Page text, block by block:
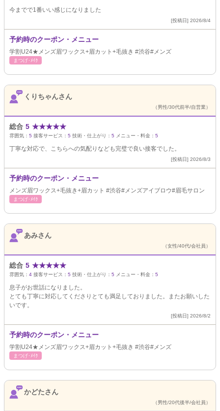
今までで1番いい感じになりました
[投稿日] 2026/8/4
予約時のクーポン・メニュー
学割U24★メンズ眉ワックス+眉カット+毛抜き #渋谷#メンズ
まつげ･ﾒｲｸ
くりちゃんさん
（男性/30代前半/自営業）
総合 5 ★★★★★
雰囲気： 5 接客サービス： 5 技術・仕上がり： 5 メニュー・料金： 5
丁寧な対応で、こちらへの気配りなども完璧で良い接客でした。
[投稿日] 2026/8/3
予約時のクーポン・メニュー
メンズ眉ワックス+毛抜き+眉カット #渋谷#メンズアイブロウ#眉毛サロン
まつげ･ﾒｲｸ
あみさん
（女性/40代/会社員）
総合 5 ★★★★★
雰囲気： 4 接客サービス： 5 技術・仕上がり： 5 メニュー・料金： 5
息子がお世話になりました。
とても丁寧に対応してくださりとても満足しておりました。またお願いした
いです。
[投稿日] 2026/8/2
予約時のクーポン・メニュー
学割U24★メンズ眉ワックス+眉カット+毛抜き #渋谷#メンズ
まつげ･ﾒｲｸ
かどたさん
（男性/20代後半/会社員）